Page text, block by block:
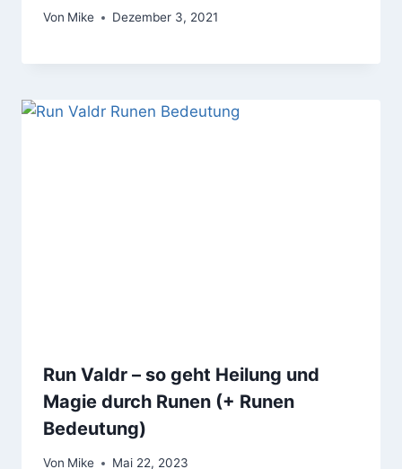
Von Mike Dezember 3, 2021
Run Valdr – so geht Heilung und
Magie durch Runen (+ Runen
Bedeutung)
Von Mike Mai 22, 2023